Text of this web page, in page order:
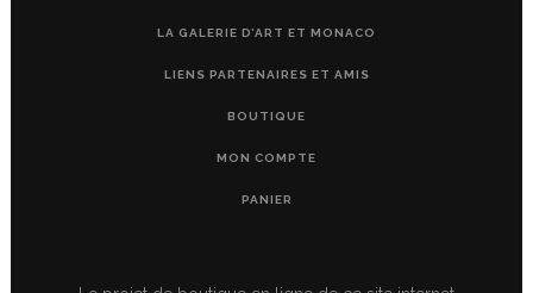
LA GALERIE D’ART ET MONACO
LIENS PARTENAIRES ET AMIS
BOUTIQUE
MON COMPTE
PANIER